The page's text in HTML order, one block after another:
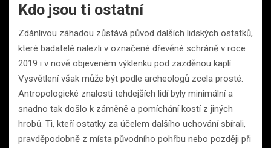
Kdo jsou ti ostatní
Zdánlivou záhadou zůstává původ dalších lidských ostatků,
které badatelé nalezli v označené dřevěné schráně v roce
2019 i v nově objeveném výklenku pod zazděnou kaplí.
Vysvětlení však může být podle archeologů zcela prosté.
Antropologické znalosti tehdejších lidí byly minimální a
snadno tak došlo k záměně a pomíchání kostí z jiných
hrobů. Ti, kteří ostatky za účelem dalšího uchování sbírali,
pravděpodobně z místa původního pohřbu nebo později při